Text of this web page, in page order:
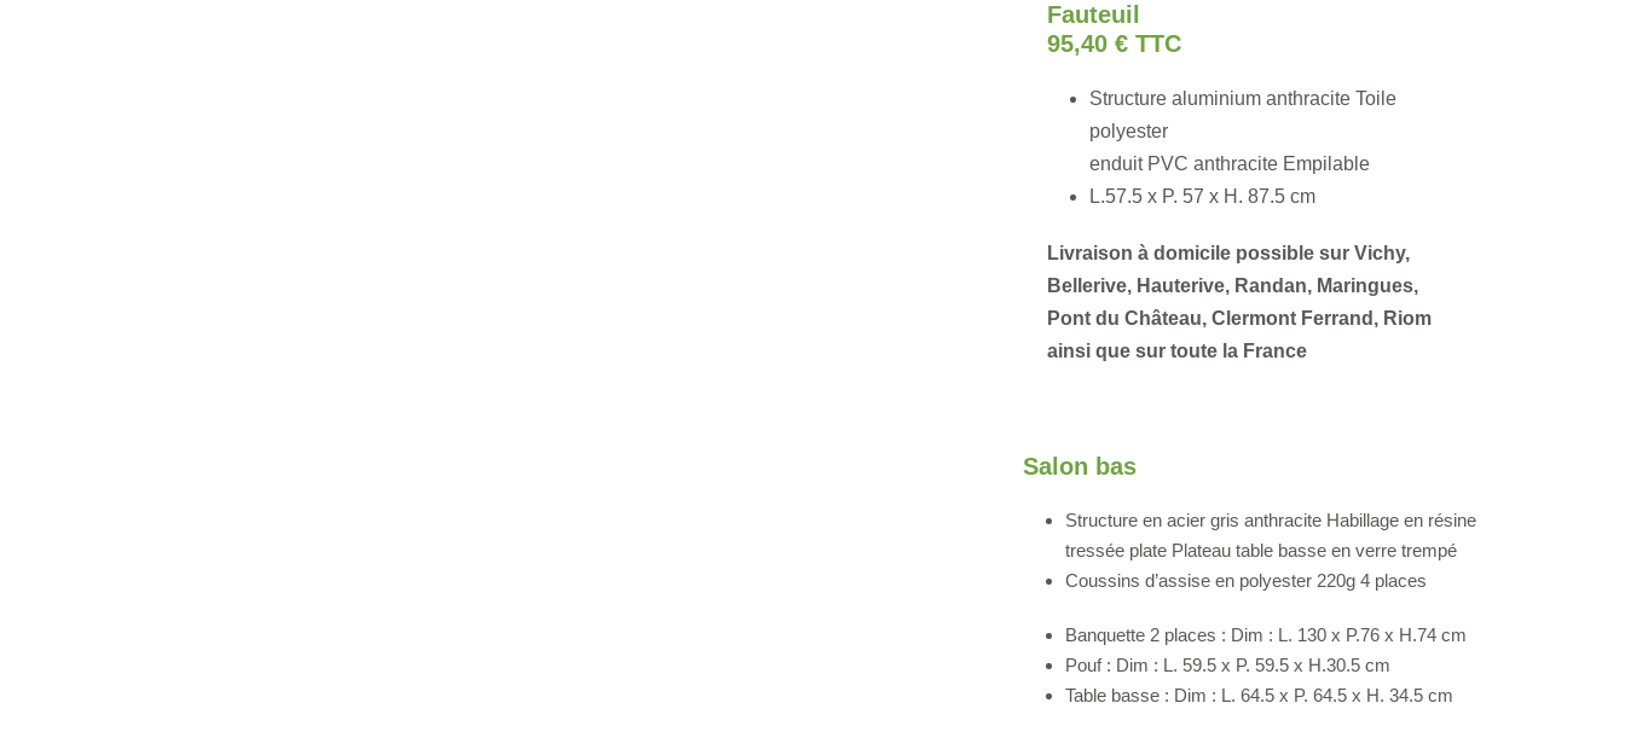
Fauteuil
95,40 € TTC
Structure aluminium anthracite Toile
polyester
enduit PVC anthracite Empilable
L.57.5 x P. 57 x H. 87.5 cm
Livraison à domicile possible sur Vichy,
Bellerive, Hauterive, Randan, Maringues,
Pont du Château, Clermont Ferrand, Riom
ainsi que sur toute la France
Salon bas
Structure en acier gris anthracite Habillage en résine
tressée plate Plateau table basse en verre trempé
Coussins d’assise en polyester 220g 4 places
Banquette 2 places : Dim : L. 130 x P.76 x H.74 cm
Pouf : Dim : L. 59.5 x P. 59.5 x H.30.5 cm
Table basse : Dim : L. 64.5 x P. 64.5 x H. 34.5 cm